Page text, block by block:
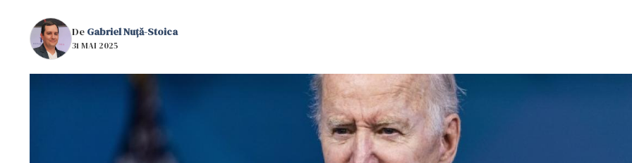
De Gabriel Nuță-Stoica
31 MAI 2025